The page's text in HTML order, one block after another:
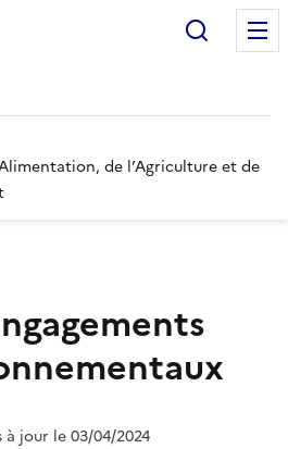
de l’Agriculture et de
à jour le 03/04/2024